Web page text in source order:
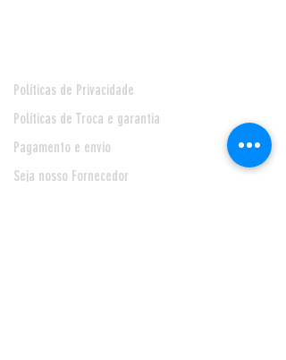
Políticas de Privacidade
Políticas de Troca e garantia
Pagamento e envio
Seja nosso Fornecedor